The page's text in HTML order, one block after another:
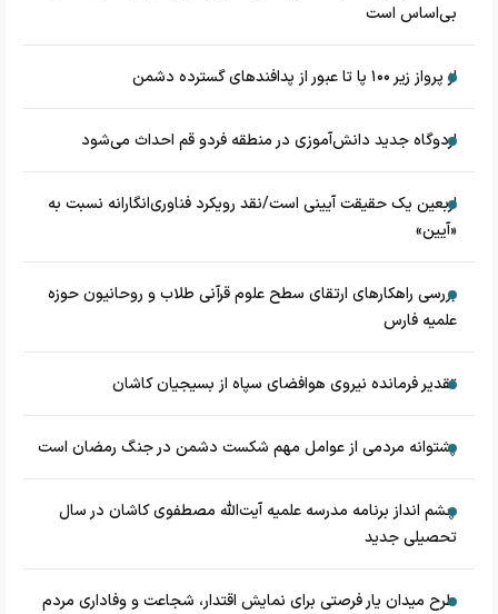
بی‌اساس است
از پرواز زیر ۱۰۰ پا تا عبور از پدافند‌های گسترده دشمن
اردوگاه جدید دانش‌آموزی در منطقه فردو قم احداث می‌شود
اربعین یک حقیقت آیینی است/نقد رویکرد فناوری‌انگارانه نسبت به
«آیین»
بررسی راهکارهای ارتقای سطح علوم قرآنی طلاب و روحانیون حوزه
علمیه فارس
تقدیر فرمانده نیروی هوافضای سپاه از بسیجیان کاشان
پشتوانه مردمی از عوامل مهم شکست دشمن در جنگ رمضان است
چشم‌ انداز برنامه مدرسه علمیه آیت‌الله مصطفوی کاشان در سال
تحصیلی جدید
طرح میدان یار فرصتی برای نمایش اقتدار، شجاعت و وفاداری مردم